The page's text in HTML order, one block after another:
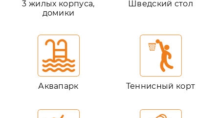
3 жилых корпуса,
домики
Шведский стол
Аквапарк Теннисный корт